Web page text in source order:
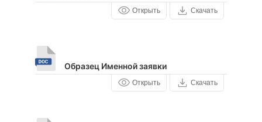
Открыть Скачать
Образец Именной заявки
Открыть Скачать